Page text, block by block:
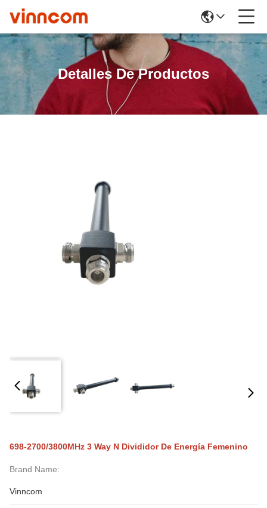
Detalles De Productos
698-2700/3800MHz 3 Way N Divididor De Energía Femenino
Brand Name:
Vinncom